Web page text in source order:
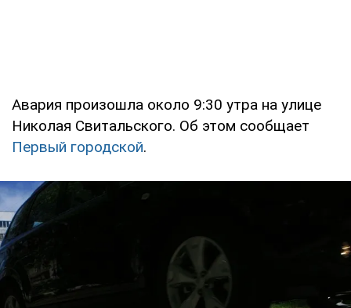
Авария произошла около 9:30 утра на улице
Николая Свитальского. Об этом сообщает
Первый городской.